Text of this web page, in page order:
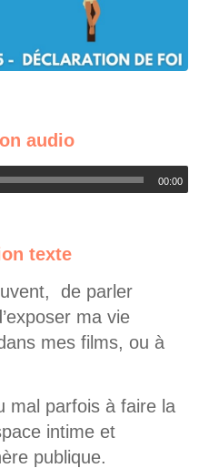
audio
00:00
texte
de parler
ma vie
mes films, ou à
mal parfois à faire la
intime et
publique.